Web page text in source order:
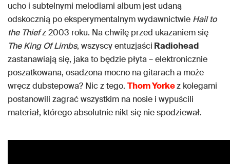
ucho i subtelnymi melodiami album jest udaną
odskocznią po eksperymentalnym wydawnictwie Hail to
the Thiefz 2003 roku. Na chwilę przed ukazaniem się
The King Of Limbs, wszyscy entuzjaści Radiohead
zastanawiają się, jaka to będzie płyta – elektronicznie
poszatkowana, osadzona mocno na gitarach a może
wręcz dubstepowa? Nic z tego. Thom Yorkez kolegami
postanowili zagrać wszystkim na nosie i wypuścili
materiał, którego absolutnie nikt się nie spodziewał.